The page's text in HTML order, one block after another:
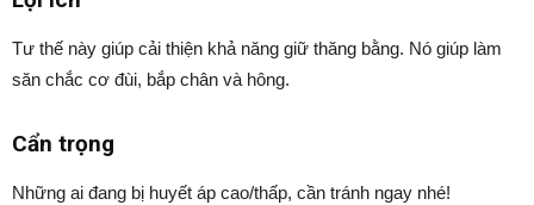
Tư thế này giúp cải thiện khả năng giữ thăng bằng. Nó giúp làm
săn chắc cơ đùi, bắp chân và hông.
Cẩn trọng
Những ai đang bị huyết áp cao/thấp, cần tránh ngay nhé!